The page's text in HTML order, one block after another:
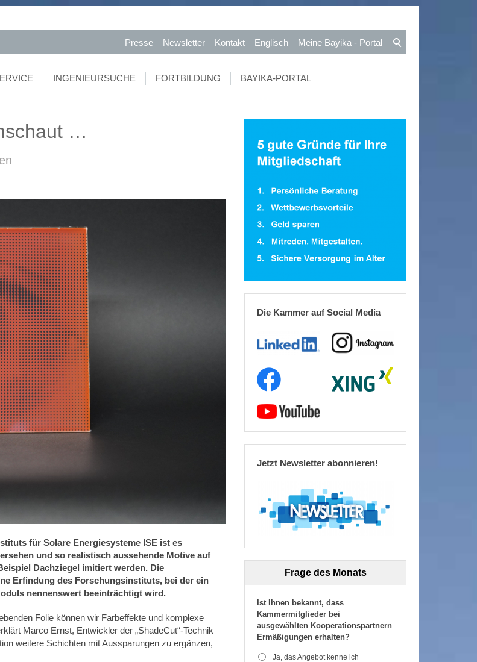
Presse Newsletter Kontakt Englisch Meine Bayika - Portal
INGENIEURSUCHE FORTBILDUNG
BAYIKA-PORTAL
…
für Solare Energiesysteme ISE ist es
und so realistisch aussehende Motive auf
Dachziegel imitiert werden. Die
Erfindung des Forschungsinstituts, bei der ein
nennenswert beeinträchtigt wird.
Folie können wir Farbeffekte und komplexe
Marco Ernst, Entwickler der „ShadeCut“-Technik
weitere Schichten mit Aussparungen zu ergänzen,
Die Kammer auf Social Media
Jetzt Newsletter abonnieren!
Frage des Monats
Ist Ihnen bekannt, dass
Kammermitglieder bei
ausgewählten Kooperationspartnern
Ermäßigungen erhalten?
Ja, das Angebot kenne ich